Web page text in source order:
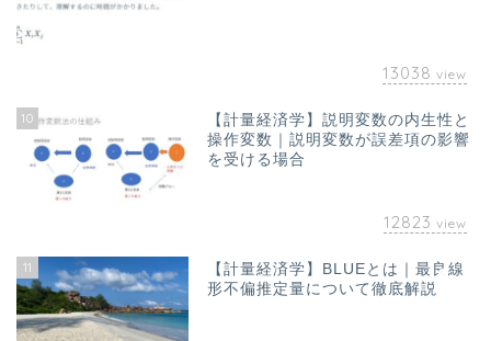
13038 view
10
【計量経済学】説明変数の内生性と
操作変数｜説明変数が誤差項の影響
を受ける場合
12823 view
11
【計量経済学】BLUEとは｜最良線
形不偏推定量について徹底解説
ホーム
オフィス海水浴について｜
山澤成康